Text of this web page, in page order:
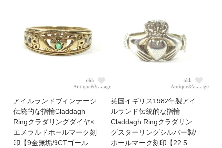
アイルランドヴィンテージ
伝統的な指輪Claddagh
Ringクラダリングダイヤ×
エメラルドホールマーク刻
印【9金無垢/9CTゴール
英国イギリス1982年製アイ
ルランド伝統的な指輪
Claddagh Ringクラダリン
グスターリングシルバー製/
ホールマーク刻印【22.5